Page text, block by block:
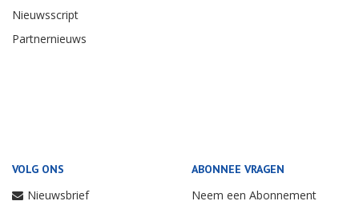
Nieuwsscript
Partnernieuws
VOLG ONS
Nieuwsbrief
ABONNEE VRAGEN
Neem een Abonnement